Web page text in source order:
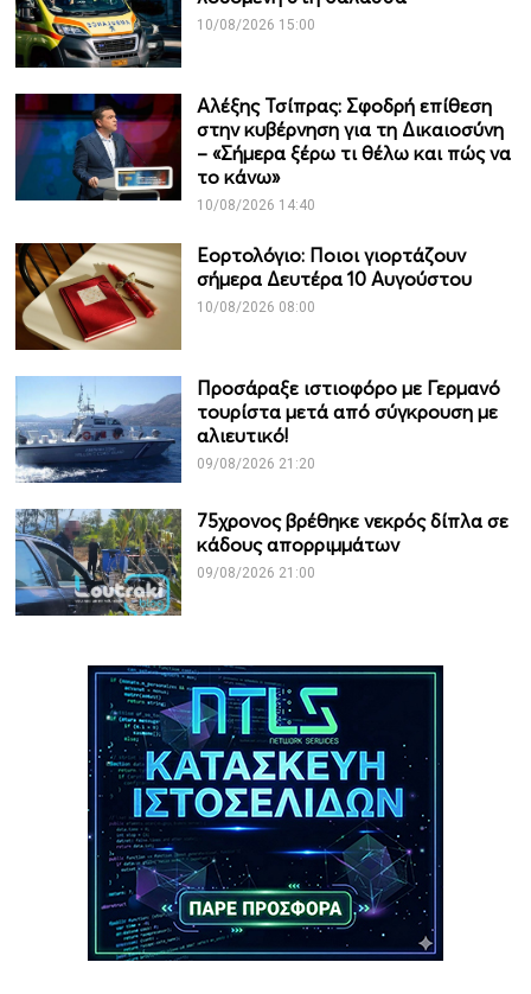
10/08/2026 15:00
Αλέξης Τσίπρας: Σφοδρή επίθεση
στην κυβέρνηση για τη Δικαιοσύνη
– «Σήμερα ξέρω τι θέλω και πώς να
το κάνω»
10/08/2026 14:40
Εορτολόγιο: Ποιοι γιορτάζουν
σήμερα Δευτέρα 10 Αυγούστου
10/08/2026 08:00
Προσάραξε ιστιοφόρο με Γερμανό
τουρίστα μετά από σύγκρουση με
αλιευτικό!
09/08/2026 21:20
75χρονος βρέθηκε νεκρός δίπλα σε
κάδους απορριμμάτων
09/08/2026 21:00